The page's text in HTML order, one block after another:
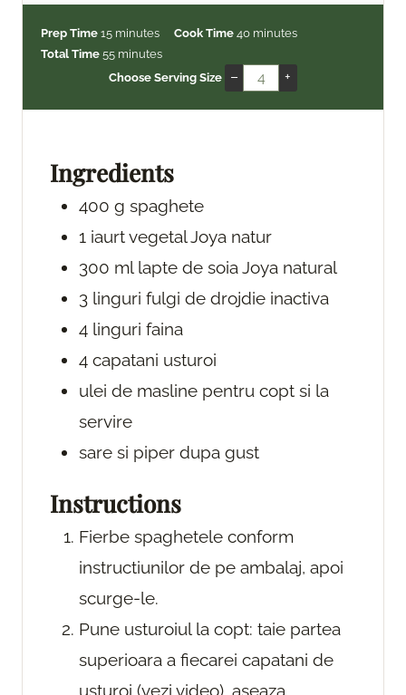
Prep Time 15m
i
n
minutes Cook Time 40m
u
minutes
Total Time 55m
i
s
minutes
Choose Serving Size
– +
Ingredients
400 g spaghete
1 iaurt vegetal Joya natur
300 ml lapte de soia Joya natural
3 linguri fulgi de drojdie inactiva
4 linguri faina
4 capatani usturoi
ulei de masline pentru copt si la
servire
sare si piper dupa gust
Instructions
Fierbe spaghetele conform
instructiunilor de pe ambalaj, apoi
scurge-le.
Pune usturoiul la copt: taie partea
superioara a fiecarei capatani de
usturoi (vezi video), aseaza